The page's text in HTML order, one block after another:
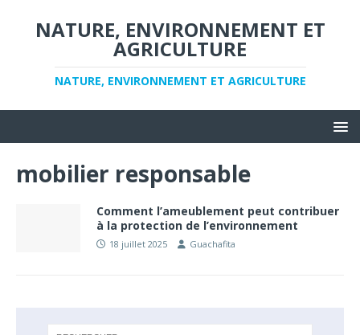
NATURE, ENVIRONNEMENT ET
AGRICULTURE
NATURE, ENVIRONNEMENT ET AGRICULTURE
mobilier responsable
Comment l’ameublement peut contribuer
à la protection de l’environnement
18 juillet 2025 Guachafita